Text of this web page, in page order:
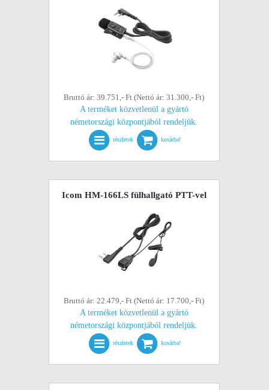
Bruttó ár: 39.751,- Ft (Nettó ár: 31.300,- Ft)
A terméket közvetlenül a gyártó
németországi központjából rendeljük.
részletek kosárba!
Icom HM-166LS fülhallgató PTT-vel
Bruttó ár: 22.479,- Ft (Nettó ár: 17.700,- Ft)
A terméket közvetlenül a gyártó
németországi központjából rendeljük.
részletek kosárba!